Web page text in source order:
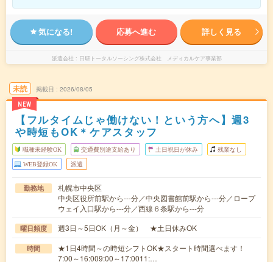
気になる! 応募へ進む 詳しく見る
派遣会社 日研トータルソーシング株式会社 メディカルケア事業部
未読
NEW
掲載日 2026/08/05
【フルタイムじゃ働けない！という方へ】週3
や時短もOK＊ケアスタッフ
職種未経験OK 交通費別途支給あり 土日祝日が休み 残業なし
WEB登録OK 派遣
勤務地
札幌市中央区
中央区役所前駅から---分／中央図書館前駅から---分／ロープ
ウェイ入口駅から---分／西線６条駅から---分
曜日頻度 週3日～5日OK（月～金） ★土日休みOK
時間
★1日4時間～の時短シフトOK★スタート時間選べます！
7:00～16:009:00～17:0011:…